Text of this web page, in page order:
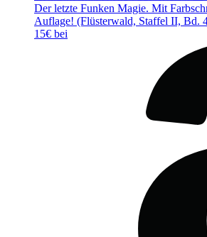
Der letzte Funken Magie. Mit
Auflage! (Flüsterwald, Staffel II, Bd.
15€ bei